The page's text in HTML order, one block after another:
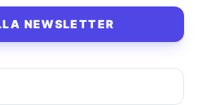
NEWSLETTER